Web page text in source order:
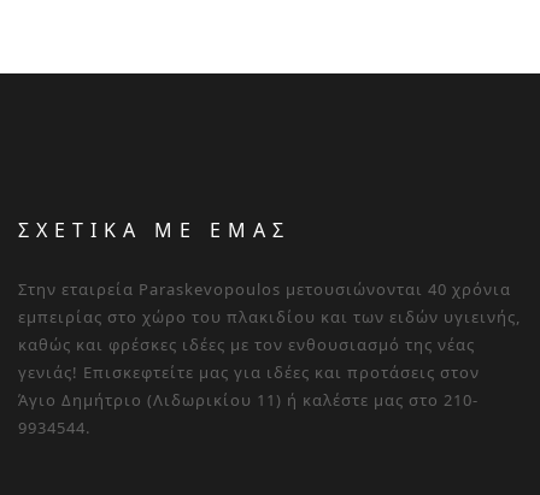
ΣΧΕΤΙΚΑ ΜΕ ΕΜΑΣ
Στην εταιρεία Paraskevopoulos μετουσιώνονται 40 χρόνια
εμπειρίας στο χώρο του πλακιδίου και των ειδών υγιεινής,
καθώς και φρέσκες ιδέες με τον ενθουσιασμό της νέας
γενιάς! Επισκεφτείτε μας για ιδέες και προτάσεις στον
Άγιο Δημήτριο (Λιδωρικίου 11) ή καλέστε μας στο 210-
9934544.